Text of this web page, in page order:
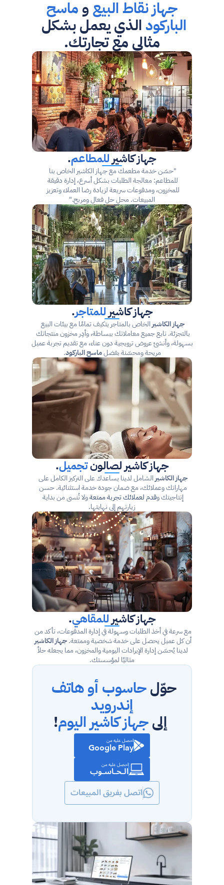
و
الباركود
مثالي مع تجارتك.
جهاز كاشير للمطاعم.
المبيعات. محل حل فعال ومربح."
جهاز كاشير للمتاجر.
جهاز الكاشير
مريحة ومحسّنة بفضل ماسح الباركود.
جهاز كاشير لصالون تجميل.
جهاز الكاشير
إنتاجيتك وقدم لعملائك تجربة ممتعة
زيارتهم إلى نهايتها.
جهاز كاشير للمقاهي.
أن كل عميل يحصل على خدمة شخصية وممتعة. جهاز الكاشير
مثاليًا لمؤسستك.
حوّل
إندرويد
جهاز كاشير اليوم!
اتصل بفريق المبيعات
احصل عليه من
الـحـاسـوب
احصل عليه من
Google Play